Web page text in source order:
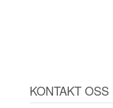
KONTAKT OSS